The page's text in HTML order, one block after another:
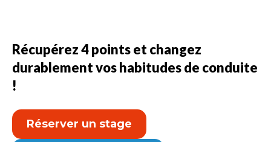
Récupérez 4 points et changez
durablement vos habitudes de conduite
!
Réserver un stage